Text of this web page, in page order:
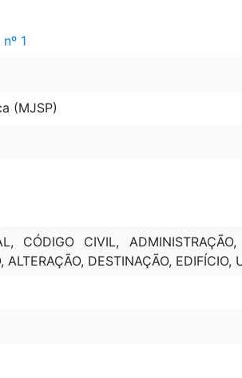
1
(MJSP)
CÓDIGO CIVIL,
ALTERAÇÃO, DESTINAÇÃO, EDIFÍCIO,